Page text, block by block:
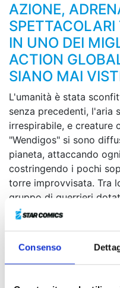
Consenso
AZIONE,
IN UNO DEI
ACTION
SIANO MAI
L'umanità è stata
senza precedenti, l'aria
irrespirabile, e creature
"Wendigos" si sono
pianeta, attaccando
costringendo i pochi
torre improvvisata. Tra
gruppo di guerrieri
grado di fronteggiare i
missione di
forza sovrumana che
strana maschera dalla